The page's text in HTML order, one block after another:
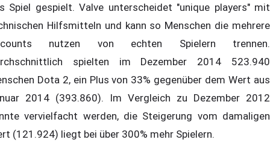
Spiel gespielt. Valve unterscheidet "unique players" mit
Hilfsmitteln und kann so Menschen die mehrere
nutzen von echten Spielern trennen.
spielten im Dezember 2014 523.940
Dota 2, ein Plus von 33% gegenüber dem Wert aus
2014 (393.860). Im Vergleich zu Dezember 2012
vervielfacht werden, die Steigerung vom damaligen
(121.924) liegt bei über 300% mehr Spielern.